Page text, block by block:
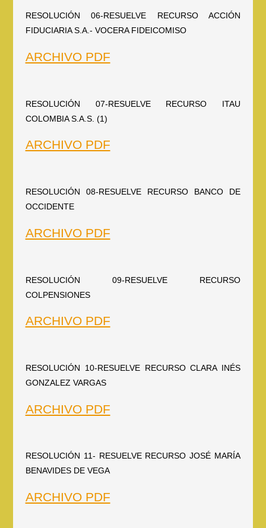
RESOLUCIÓN 06-RESUELVE RECURSO ACCIÓN
FIDUCIARIA S.A.- VOCERA FIDEICOMISO
ARCHIVO PDF
RESOLUCIÓN 07-RESUELVE RECURSO ITAU
COLOMBIA S.A.S. (1)
ARCHIVO PDF
RESOLUCIÓN 08-RESUELVE RECURSO BANCO DE
OCCIDENTE
ARCHIVO PDF
RESOLUCIÓN 09-RESUELVE RECURSO
COLPENSIONES
ARCHIVO PDF
RESOLUCIÓN 10-RESUELVE RECURSO CLARA INÉS
GONZALEZ VARGAS
ARCHIVO PDF
RESOLUCIÓN 11- RESUELVE RECURSO JOSÉ MARÍA
BENAVIDES DE VEGA
ARCHIVO PDF